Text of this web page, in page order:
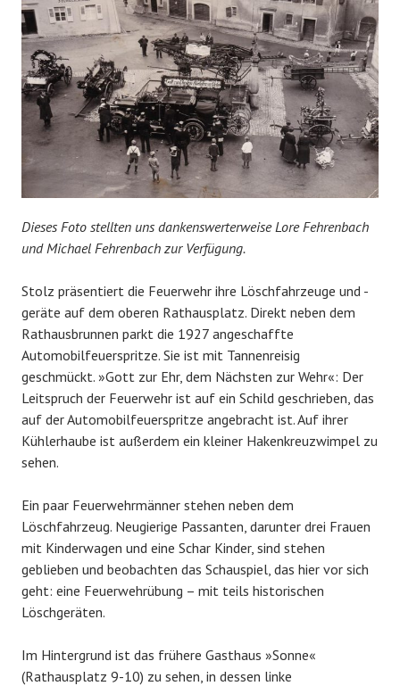
Dieses Foto stellten uns dankenswerterweise Lore Fehrenbach
und Michael Fehrenbach zur Verfügung.
Stolz präsentiert die Feuerwehr ihre Löschfahrzeuge und -
geräte auf dem oberen Rathausplatz. Direkt neben dem
Rathausbrunnen parkt die 1927 angeschaffte
Automobilfeuerspritze. Sie ist mit Tannenreisig
geschmückt. »Gott zur Ehr, dem Nächsten zur Wehr«: Der
Leitspruch der Feuerwehr ist auf ein Schild geschrieben, das
auf der Automobilfeuerspritze angebracht ist. Auf ihrer
Kühlerhaube ist außerdem ein kleiner Hakenkreuzwimpel zu
sehen.
Ein paar Feuerwehrmänner stehen neben dem
Löschfahrzeug. Neugierige Passanten, darunter drei Frauen
mit Kinderwagen und eine Schar Kinder, sind stehen
geblieben und beobachten das Schauspiel, das hier vor sich
geht: eine Feuerwehrübung – mit teils historischen
Löschgeräten.
Im Hintergrund ist das frühere Gasthaus »Sonne«
(Rathausplatz 9-10) zu sehen, in dessen linke